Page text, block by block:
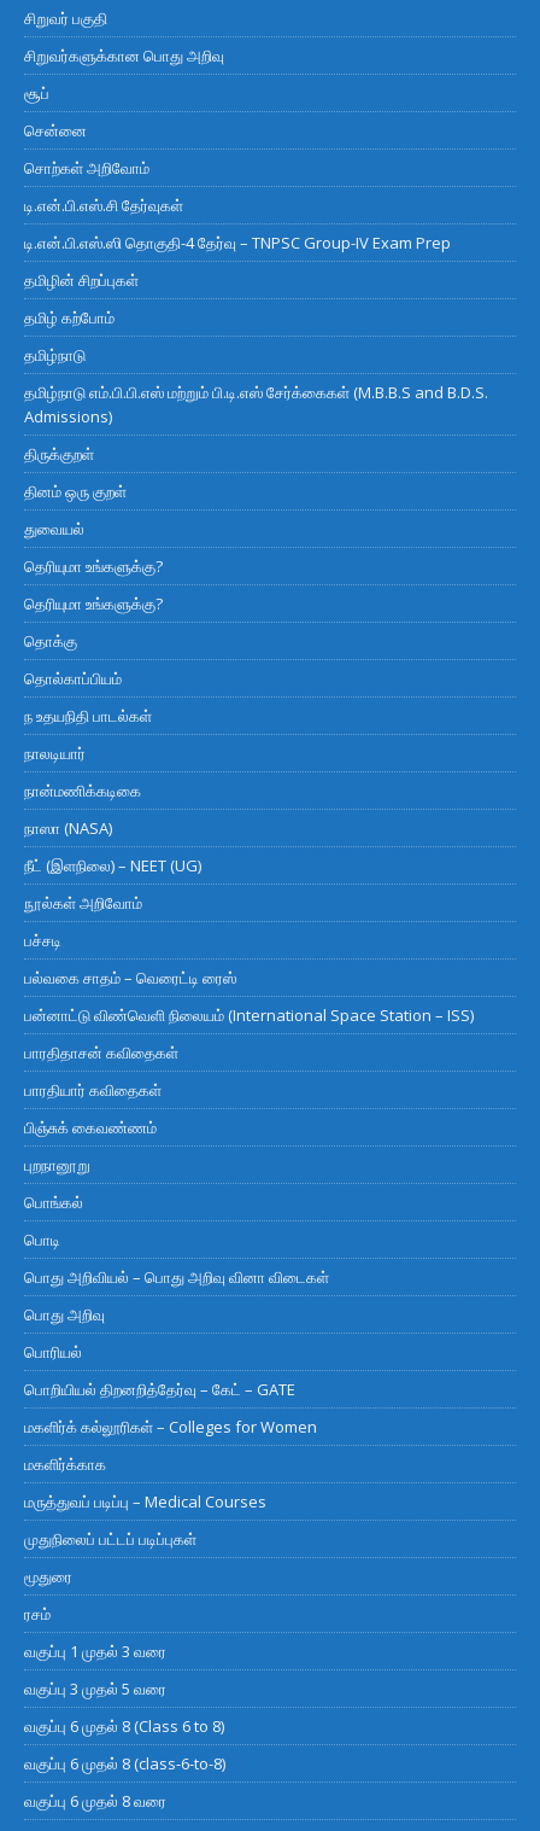
சிறுவர் பகுதி
சிறுவர்களுக்கான பொது அறிவு
சூப்
சென்னை
சொற்கள் அறிவோம்
டி.என்.பி.எஸ்.சி தேர்வுகள்
டி.என்.பி.எஸ்.ஸி தொகுதி-4 தேர்வு – TNPSC Group-IV Exam Prep
தமிழின் சிறப்புகள்
தமிழ் கற்போம்
தமிழ்நாடு
தமிழ்நாடு எம்.பி.பி.எஸ் மற்றும் பி.டி.எஸ் சேர்க்கைகள் (M.B.B.S and B.D.S.
Admissions)
திருக்குறள்
தினம் ஒரு குறள்
துவையல்
தெரியுமா உங்களுக்கு?
தெரியுமா உங்களுக்கு?
தொக்கு
தொல்காப்பியம்
ந உதயநிதி பாடல்கள்
நாலடியார்
நான்மணிக்கடிகை
நாஸா (NASA)
நீட் (இளநிலை) – NEET (UG)
நூல்கள் அறிவோம்
பச்சடி
பல்வகை சாதம் – வெரைட்டி ரைஸ்
பன்னாட்டு விண்வெளி நிலையம் (International Space Station – ISS)
பாரதிதாசன் கவிதைகள்
பாரதியார் கவிதைகள்
பிஞ்சுக் கைவண்ணம்
புறநானூறு
பொங்கல்
பொடி
பொது அறிவியல் – பொது அறிவு வினா விடைகள்
பொது அறிவு
பொரியல்
பொறியியல் திறனறித்தேர்வு – கேட் – GATE
மகளிர்க் கல்லூரிகள் – Colleges for Women
மகளிர்க்காக
மருத்துவப் படிப்பு – Medical Courses
முதுநிலைப் பட்டப் படிப்புகள்
மூதுரை
ரசம்
வகுப்பு 1 முதல் 3 வரை
வகுப்பு 3 முதல் 5 வரை
வகுப்பு 6 முதல் 8 (Class 6 to 8)
வகுப்பு 6 முதல் 8 (class-6-to-8)
வகுப்பு 6 முதல் 8 வரை